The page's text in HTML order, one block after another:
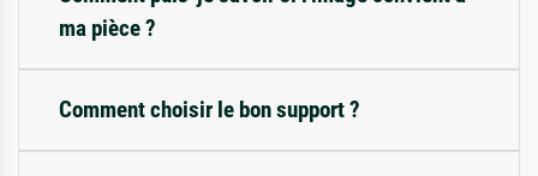
ma pièce ?
Comment choisir le bon support ?